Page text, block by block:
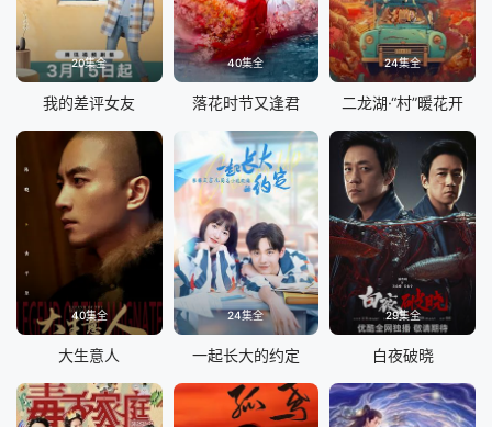
20集全
我的差评女友
40集全
落花时节又逢君
24集全
二龙湖·“村”暖花开
40集全
大生意人
24集全
一起长大的约定
29集全
白夜破晓